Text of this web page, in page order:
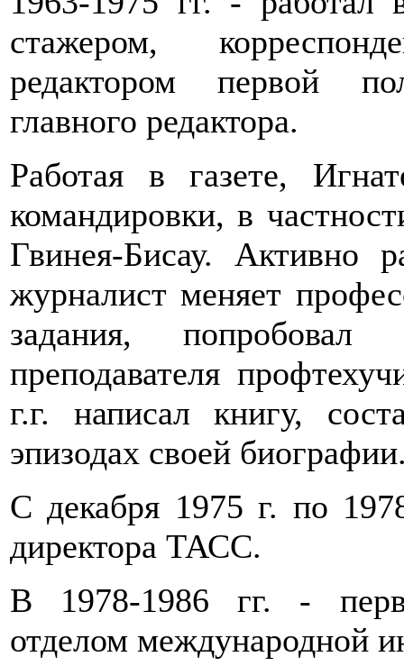
стажером,
редактором первой
главного редактора.
Работая в газете,
командировки, в
Гвинея-Бисау. Активно
журналист меняет
задания,
преподавателя
г.г. написал книгу,
эпизодах своей
С декабря 1975 г. по
директора ТАСС.
В 1978-1986 гг. -
отделом